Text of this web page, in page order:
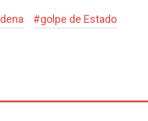
#golpe de Estado